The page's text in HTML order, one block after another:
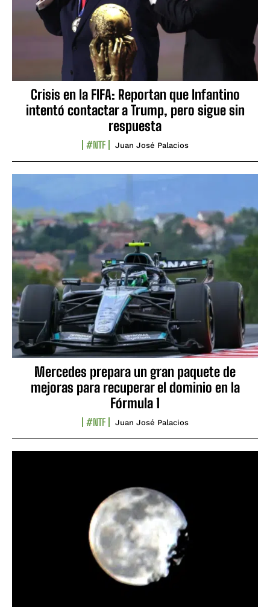
Crisis en la FIFA: Reportan que Infantino
intentó contactar a Trump, pero sigue sin
respuesta
#NTF Juan José Palacios
Mercedes prepara un gran paquete de
mejoras para recuperar el dominio en la
Fórmula 1
#NTF Juan José Palacios